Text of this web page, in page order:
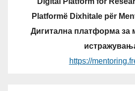
Platformë Dixhitale për
Дигитална платформа за
https://